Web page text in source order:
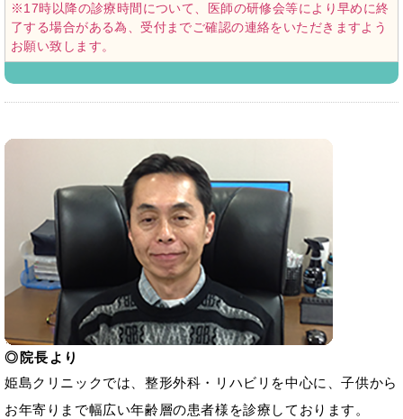
※17時以降の診療時間について、医師の研修会等により早めに終
了する場合がある為、受付までご確認の連絡をいただきますよう
お願い致します。
院長より
姫島クリニックでは、整形外科・リハビリを中心に、子供から
お年寄りまで幅広い年齢層の患者様を診療しております。